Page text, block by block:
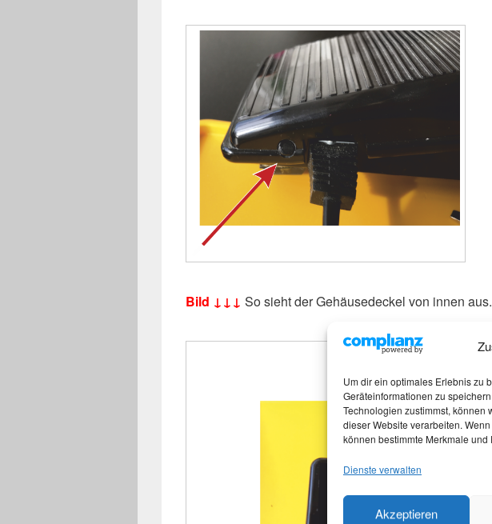
Um dir ein optimales Erlebnis zu
Geräteinformationen zu
Technologien zustimmst, können
dieser Website verarbeiten.
können bestimmte Merkmale
Dienste verwalten
Akzeptieren
Bild ↓↓↓ So sieht der Gehäusedeckel von innen aus.